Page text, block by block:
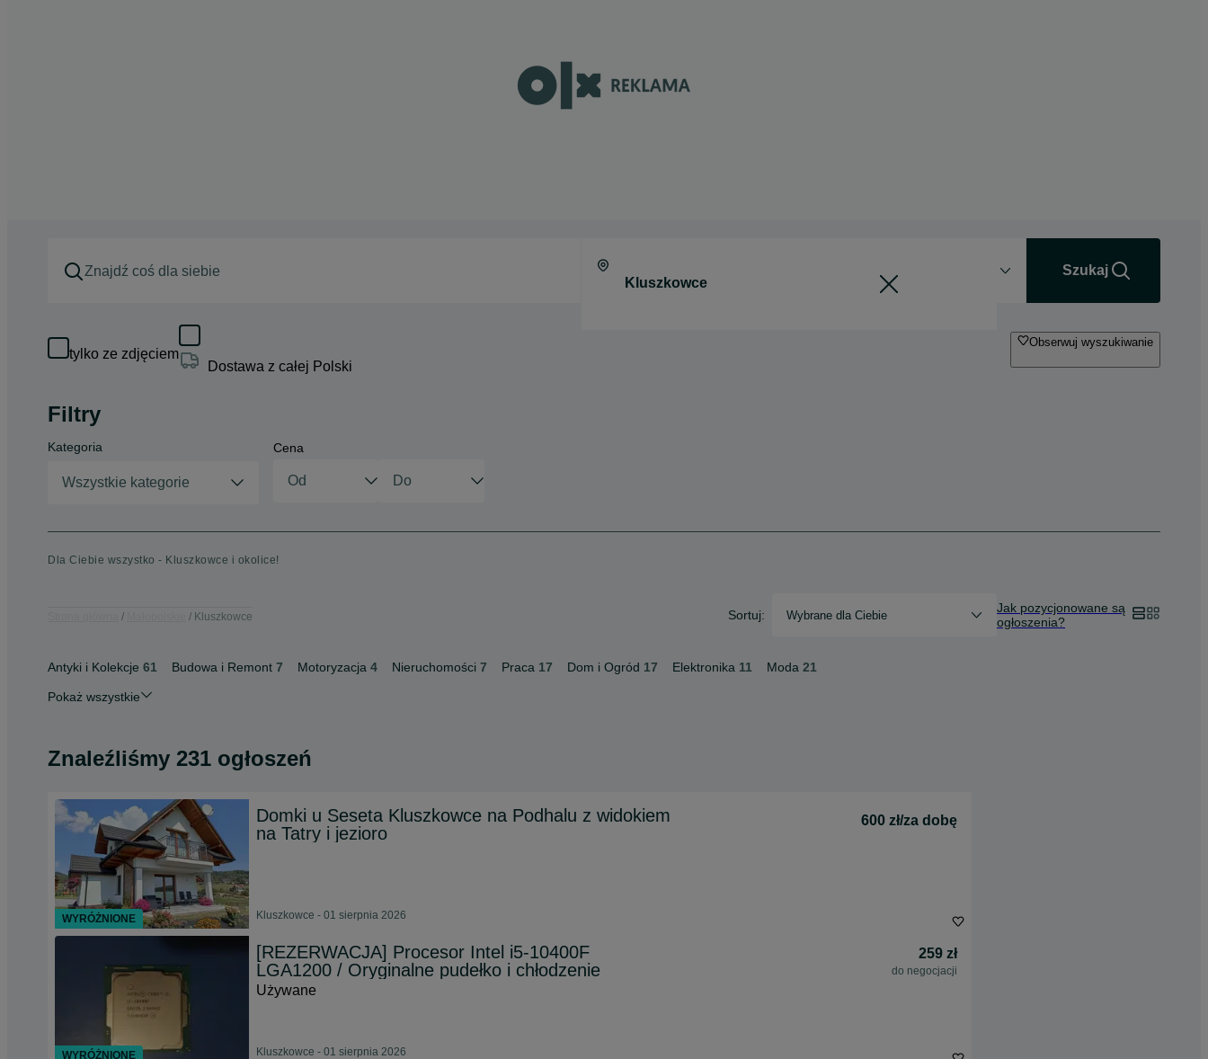
Szukaj
tylko ze zdjęciem
Dostawa z całej Polski
Obserwuj wyszukiwanie
Filtry
Kategoria
Wszystkie kategorie
Cena
Dla Ciebie wszystko - Kluszkowce i okolice!
Kluszkowce Sortuj: Wybrane dla Ciebie
Jak pozycjonowane są
ogłoszenia?
Antyki i Kolekcje 61 Budowa i Remont 7 Motoryzacja 4 Nieruchomości 7 Praca 17 Dom i Ogród 17 Elektronika 11 Moda 21
Pokaż wszystkie
Znaleźliśmy 231 ogłoszeń
Domki u Seseta Kluszkowce na Podhalu z widokiem
na Tatry i jezioro
600 zł/za dobę
Kluszkowce - 01 sierpnia 2026
[REZERWACJA] Procesor Intel i5-10400F
LGA1200 / Oryginalne pudełko i chłodzenie
259 zł
do negocjacji
Używane
Kluszkowce - 01 sierpnia 2026
WYRÓŻNIONE
WYRÓŻNIONE